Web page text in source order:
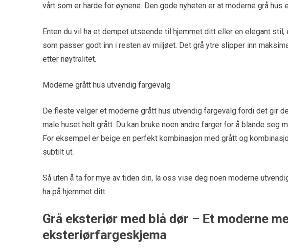
vårt som er harde for øynene. Den gode nyheten er at moderne grå
Enten du vil ha et dempet utseende til hjemmet ditt eller en elegant
som passer godt inn i resten av miljøet. Det grå ytre slipper inn
etter nøytralitet.
Moderne grått hus utvendig fargevalg
De fleste velger et moderne grått hus utvendig fargevalg fordi det gir
male huset helt grått. Du kan bruke noen andre farger for å blande seg
For eksempel er beige en perfekt kombinasjon med grått og
subtilt ut.
Så uten å ta for mye av tiden din, la oss vise deg noen moderne
ha på hjemmet ditt.
Grå eksteriør med blå dør – Et moderne
eksteriørfargeskjema